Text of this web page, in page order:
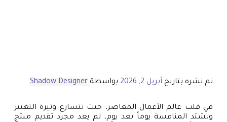
تم نشره بتاريخ أبريل 2, 2026 بواسطة Shadow Designer
في قلب عالم الأعمال المعاصر، حيث تتسارع وتيرة التغيير
وتشتد المنافسة يوماً بعد يوم، لم يعد مجرد تقديم منتج